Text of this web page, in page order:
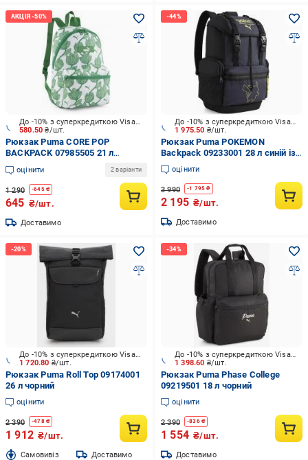
580.50₴/шт.
До -10% з суперкредиткою Visa Вигода
Рюкзак Puma CORE POP
BACKPACK 07985505 21 л
зелений
оцінити 2 варіанти
1 290 -645₴
645 ₴/шт.
Доставимо
1 975.50 ₴/шт.
До -10% з суперкредиткою Visa Вигода
Рюкзак Puma POKEMON
Backpack 09233001 28 л синій із
чорним
оцінити
3 990 -1 795 ₴
2 195 ₴/шт.
Доставимо
1 720.80 ₴/шт.
До -10% з суперкредиткою Visa Вигода
Рюкзак Puma Roll Top 09174001
26 л чорний
оцінити
2 390 -478₴
1 912 ₴/шт.
Cамовивіз Доставимо
1 398.60 ₴/шт.
До -10% з суперкредиткою Visa Вигода
Рюкзак Puma Phase College
09219501 18 л чорний
оцінити
2 390 -836₴
1 554 ₴/шт.
Доставимо